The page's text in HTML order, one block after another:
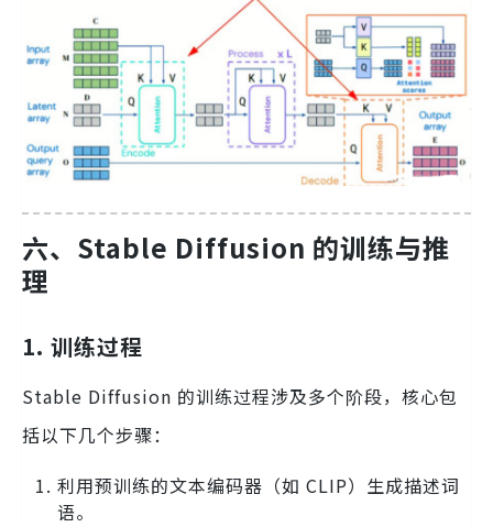
六、Stable Diffusion 的训练与推
理
1. 训练过程
Stable Diffusion 的训练过程涉及多个阶段，核心包
括以下几个步骤：
利用预训练的文本编码器（如 CLIP）生成描述词
语。